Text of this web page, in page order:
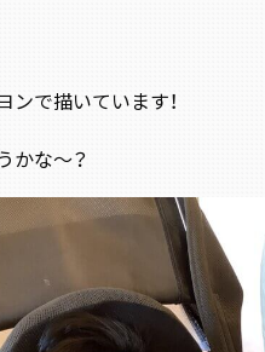
で描いています！
かな～？